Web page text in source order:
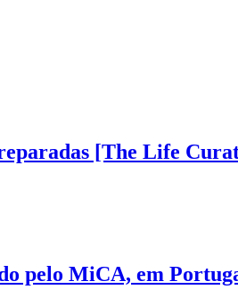
[The Life
pelo MiCA, em